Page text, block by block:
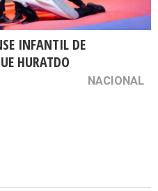
INFANTIL DE
HURATDO
NACIONAL